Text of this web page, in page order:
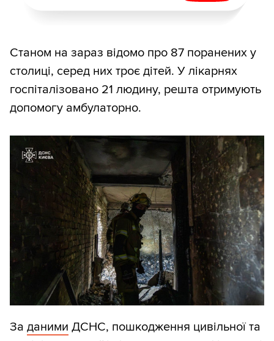
Станом на зараз відомо про 87 поранених у
столиці, серед них троє дітей. У лікарнях
госпіталізовано 21 людину, решта отримують
допомогу амбулаторно.
За даними ДСНС, пошкодження цивільної та